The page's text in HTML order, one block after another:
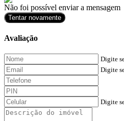
Não foi possível enviar a mensagem
Tentar novamente
Avaliação
Digite
Digite
Digite